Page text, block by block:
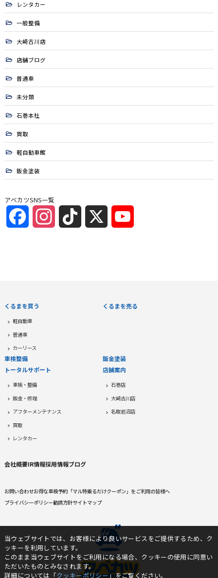
レンタカー
一般整備
大崎古川店
店舗ブログ
普通車
未分類
石巻本社
買取
軽自動車館
鈑金塗装
アベカツSNS一覧
FacebookInstagramTikTok
くるまを買う
軽自動車
普通車
カーリース
くるまを売る
車検整備
鈑金塗装
トータルサポート
車検・整備
鈑金・修理
アフターメンテナンス
買取
レンタカー
店舗案内
石巻店
大崎古川店
名取岩沼店
会社概要IR情報採用情報ブログ
お問い合わせお得な車検予約「マル特乗るだけクーポン」をご利用の皆様へ
プライバシーポリシー勧誘方針サイトマップ
当ウェブサイトでは、お客様により良いサービスをご提供するため、ク
ッキーを利用しています。
このまま当ウェブサイトをご利用になる場合、クッキーの使用に同意い
ただいたものとみなされます。
詳細については「クッキーポリシー」をご覧ください。